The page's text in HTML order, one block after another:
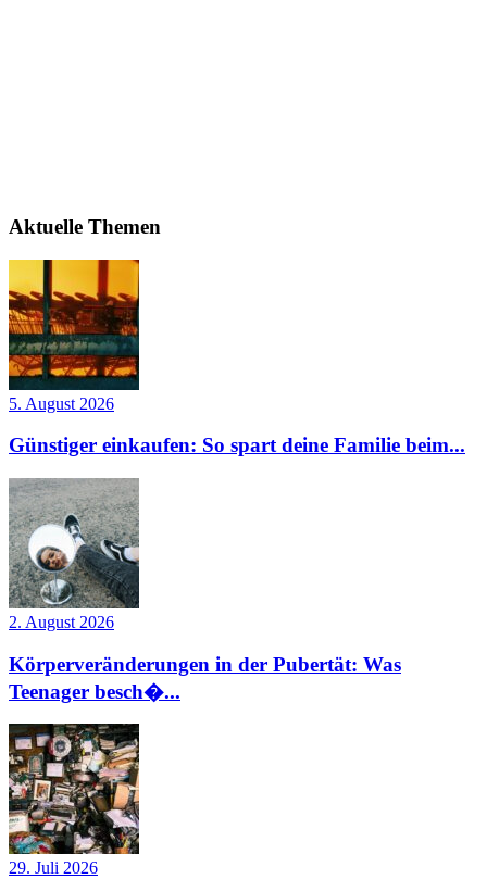
Aktuelle Themen
5. August 2026
Günstiger einkaufen: So spart deine Familie beim...
2. August 2026
Körperveränderungen in der Pubertät: Was
Teenager besch�...
29. Juli 2026